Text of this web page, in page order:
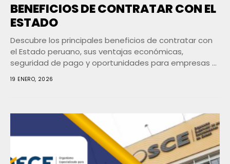
BENEFICIOS DE CONTRATAR CON EL
ESTADO
Descubre los principales beneficios de contratar con
el Estado peruano, sus ventajas económicas,
seguridad de pago y oportunidades para empresas y
MYPEs
19 ENERO, 2026